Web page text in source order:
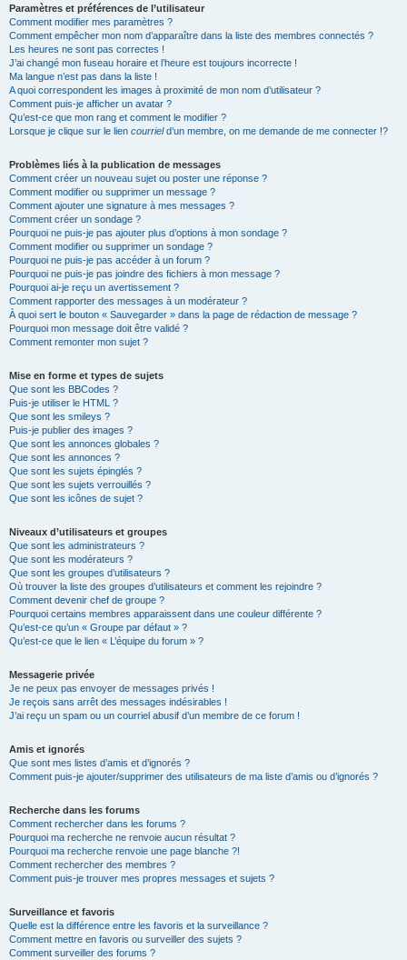
Paramètres et préférences de l’utilisateur
Comment modifier mes paramètres ?
Comment empêcher mon nom d’apparaître dans la liste des membres connectés ?
Les heures ne sont pas correctes !
J’ai changé mon fuseau horaire et l’heure est toujours incorrecte !
Ma langue n’est pas dans la liste !
A quoi correspondent les images à proximité de mon nom d’utilisateur ?
Comment puis-je afficher un avatar ?
Qu’est-ce que mon rang et comment le modifier ?
Lorsque je clique sur le lien courrield’un membre, on me demande de me connecter !?
Problèmes liés à la publication de messages
Comment créer un nouveau sujet ou poster une réponse ?
Comment modifier ou supprimer un message ?
Comment ajouter une signature à mes messages ?
Comment créer un sondage ?
Pourquoi ne puis-je pas ajouter plus d’options à mon sondage ?
Comment modifier ou supprimer un sondage ?
Pourquoi ne puis-je pas accéder à un forum ?
Pourquoi ne puis-je pas joindre des fichiers à mon message ?
Pourquoi ai-je reçu un avertissement ?
Comment rapporter des messages à un modérateur ?
À quoi sert le bouton « Sauvegarder » dans la page de rédaction de message ?
Pourquoi mon message doit être validé ?
Comment remonter mon sujet ?
Mise en forme et types de sujets
Que sont les BBCodes ?
Puis-je utiliser le HTML ?
Que sont les smileys ?
Puis-je publier des images ?
Que sont les annonces globales ?
Que sont les annonces ?
Que sont les sujets épinglés ?
Que sont les sujets verrouillés ?
Que sont les icônes de sujet ?
Niveaux d’utilisateurs et groupes
Que sont les administrateurs ?
Que sont les modérateurs ?
Que sont les groupes d’utilisateurs ?
Où trouver la liste des groupes d’utilisateurs et comment les rejoindre ?
Comment devenir chef de groupe ?
Pourquoi certains membres apparaissent dans une couleur différente ?
Qu’est-ce qu’un « Groupe par défaut » ?
Qu’est-ce que le lien « L’équipe du forum » ?
Messagerie privée
Je ne peux pas envoyer de messages privés !
Je reçois sans arrêt des messages indésirables !
J’ai reçu un spam ou un courriel abusif d’un membre de ce forum !
Amis et ignorés
Que sont mes listes d’amis et d’ignorés ?
Comment puis-je ajouter/supprimer des utilisateurs de ma liste d’amis ou d’ignorés ?
Recherche dans les forums
Comment rechercher dans les forums ?
Pourquoi ma recherche ne renvoie aucun résultat ?
Pourquoi ma recherche renvoie une page blanche ?!
Comment rechercher des membres ?
Comment puis-je trouver mes propres messages et sujets ?
Surveillance et favoris
Quelle est la différence entre les favoris et la surveillance ?
Comment mettre en favoris ou surveiller des sujets ?
Comment surveiller des forums ?